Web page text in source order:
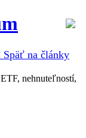
Späť na články
nehnuteľností,